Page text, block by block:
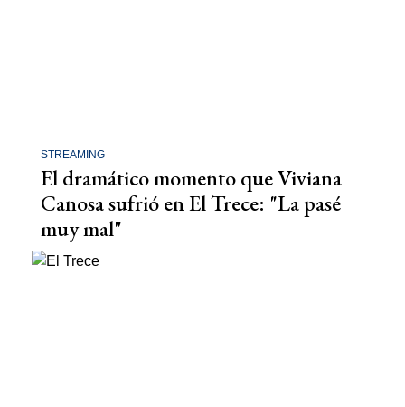
STREAMING
El dramático momento que Viviana
Canosa sufrió en El Trece: "La pasé
muy mal"